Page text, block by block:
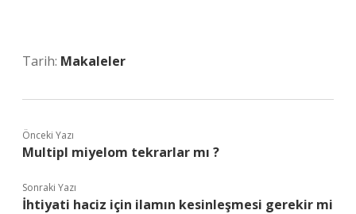
Tarih: Makaleler
Önceki Yazı
Multipl miyelom tekrarlar mı ?
Sonraki Yazı
İhtiyati haciz için ilamın kesinleşmesi gerekir mi